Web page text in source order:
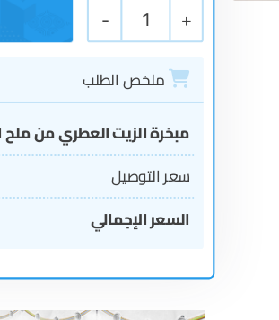
+
1
-
ملخص الطلب
مبخرة الزيت العطري من ملح
سعر التوصيل
السعر الإجمالي